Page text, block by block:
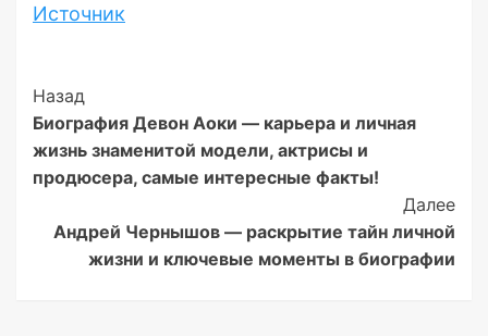
Источник
Post
Navigation
Назад
Биография Девон Аоки — карьера и личная
жизнь знаменитой модели, актрисы и
продюсера, самые интересные факты!
Далее
Андрей Чернышов — раскрытие тайн личной
жизни и ключевые моменты в биографии